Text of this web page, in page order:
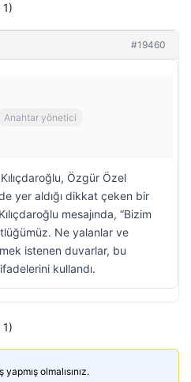
#19460
Anahtar yönetici
Özgür Özel
yer aldığı dikkat çeken bir
mesajında, “Bizim
Ne yalanlar ve
istenen duvarlar, bu
kullandı.
olmalısınız.